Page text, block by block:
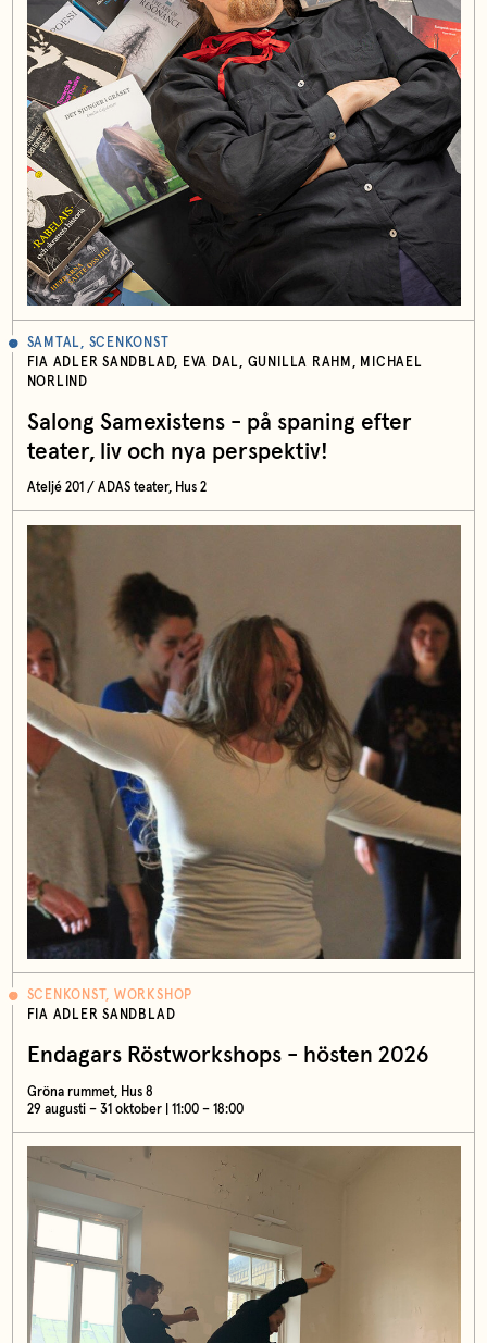
SAMTAL, SCENKONST
FIA ADLER SANDBLAD, EVA DAL, GUNILLA RAHM, MICHAEL
NORLIND
Salong Samexistens - på spaning efter
teater, liv och nya perspektiv!
Ateljé 201 / ADAS teater, Hus 2
SCENKONST, WORKSHOP
FIA ADLER SANDBLAD
Endagars Röstworkshops - hösten 2026
Gröna rummet, Hus 8
29 augusti – 31 oktober | 11:00 – 18:00